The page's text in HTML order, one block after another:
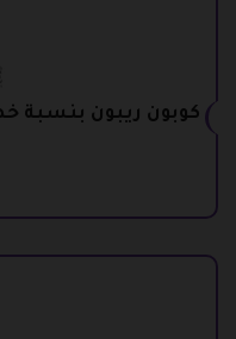
كوبون ريبون بنسبة خصم 25% على الأجهزة